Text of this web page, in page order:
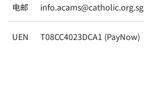
电邮 info.acams@catholic.org.sg
UEN T08CC4023DCA1 (PayNow)